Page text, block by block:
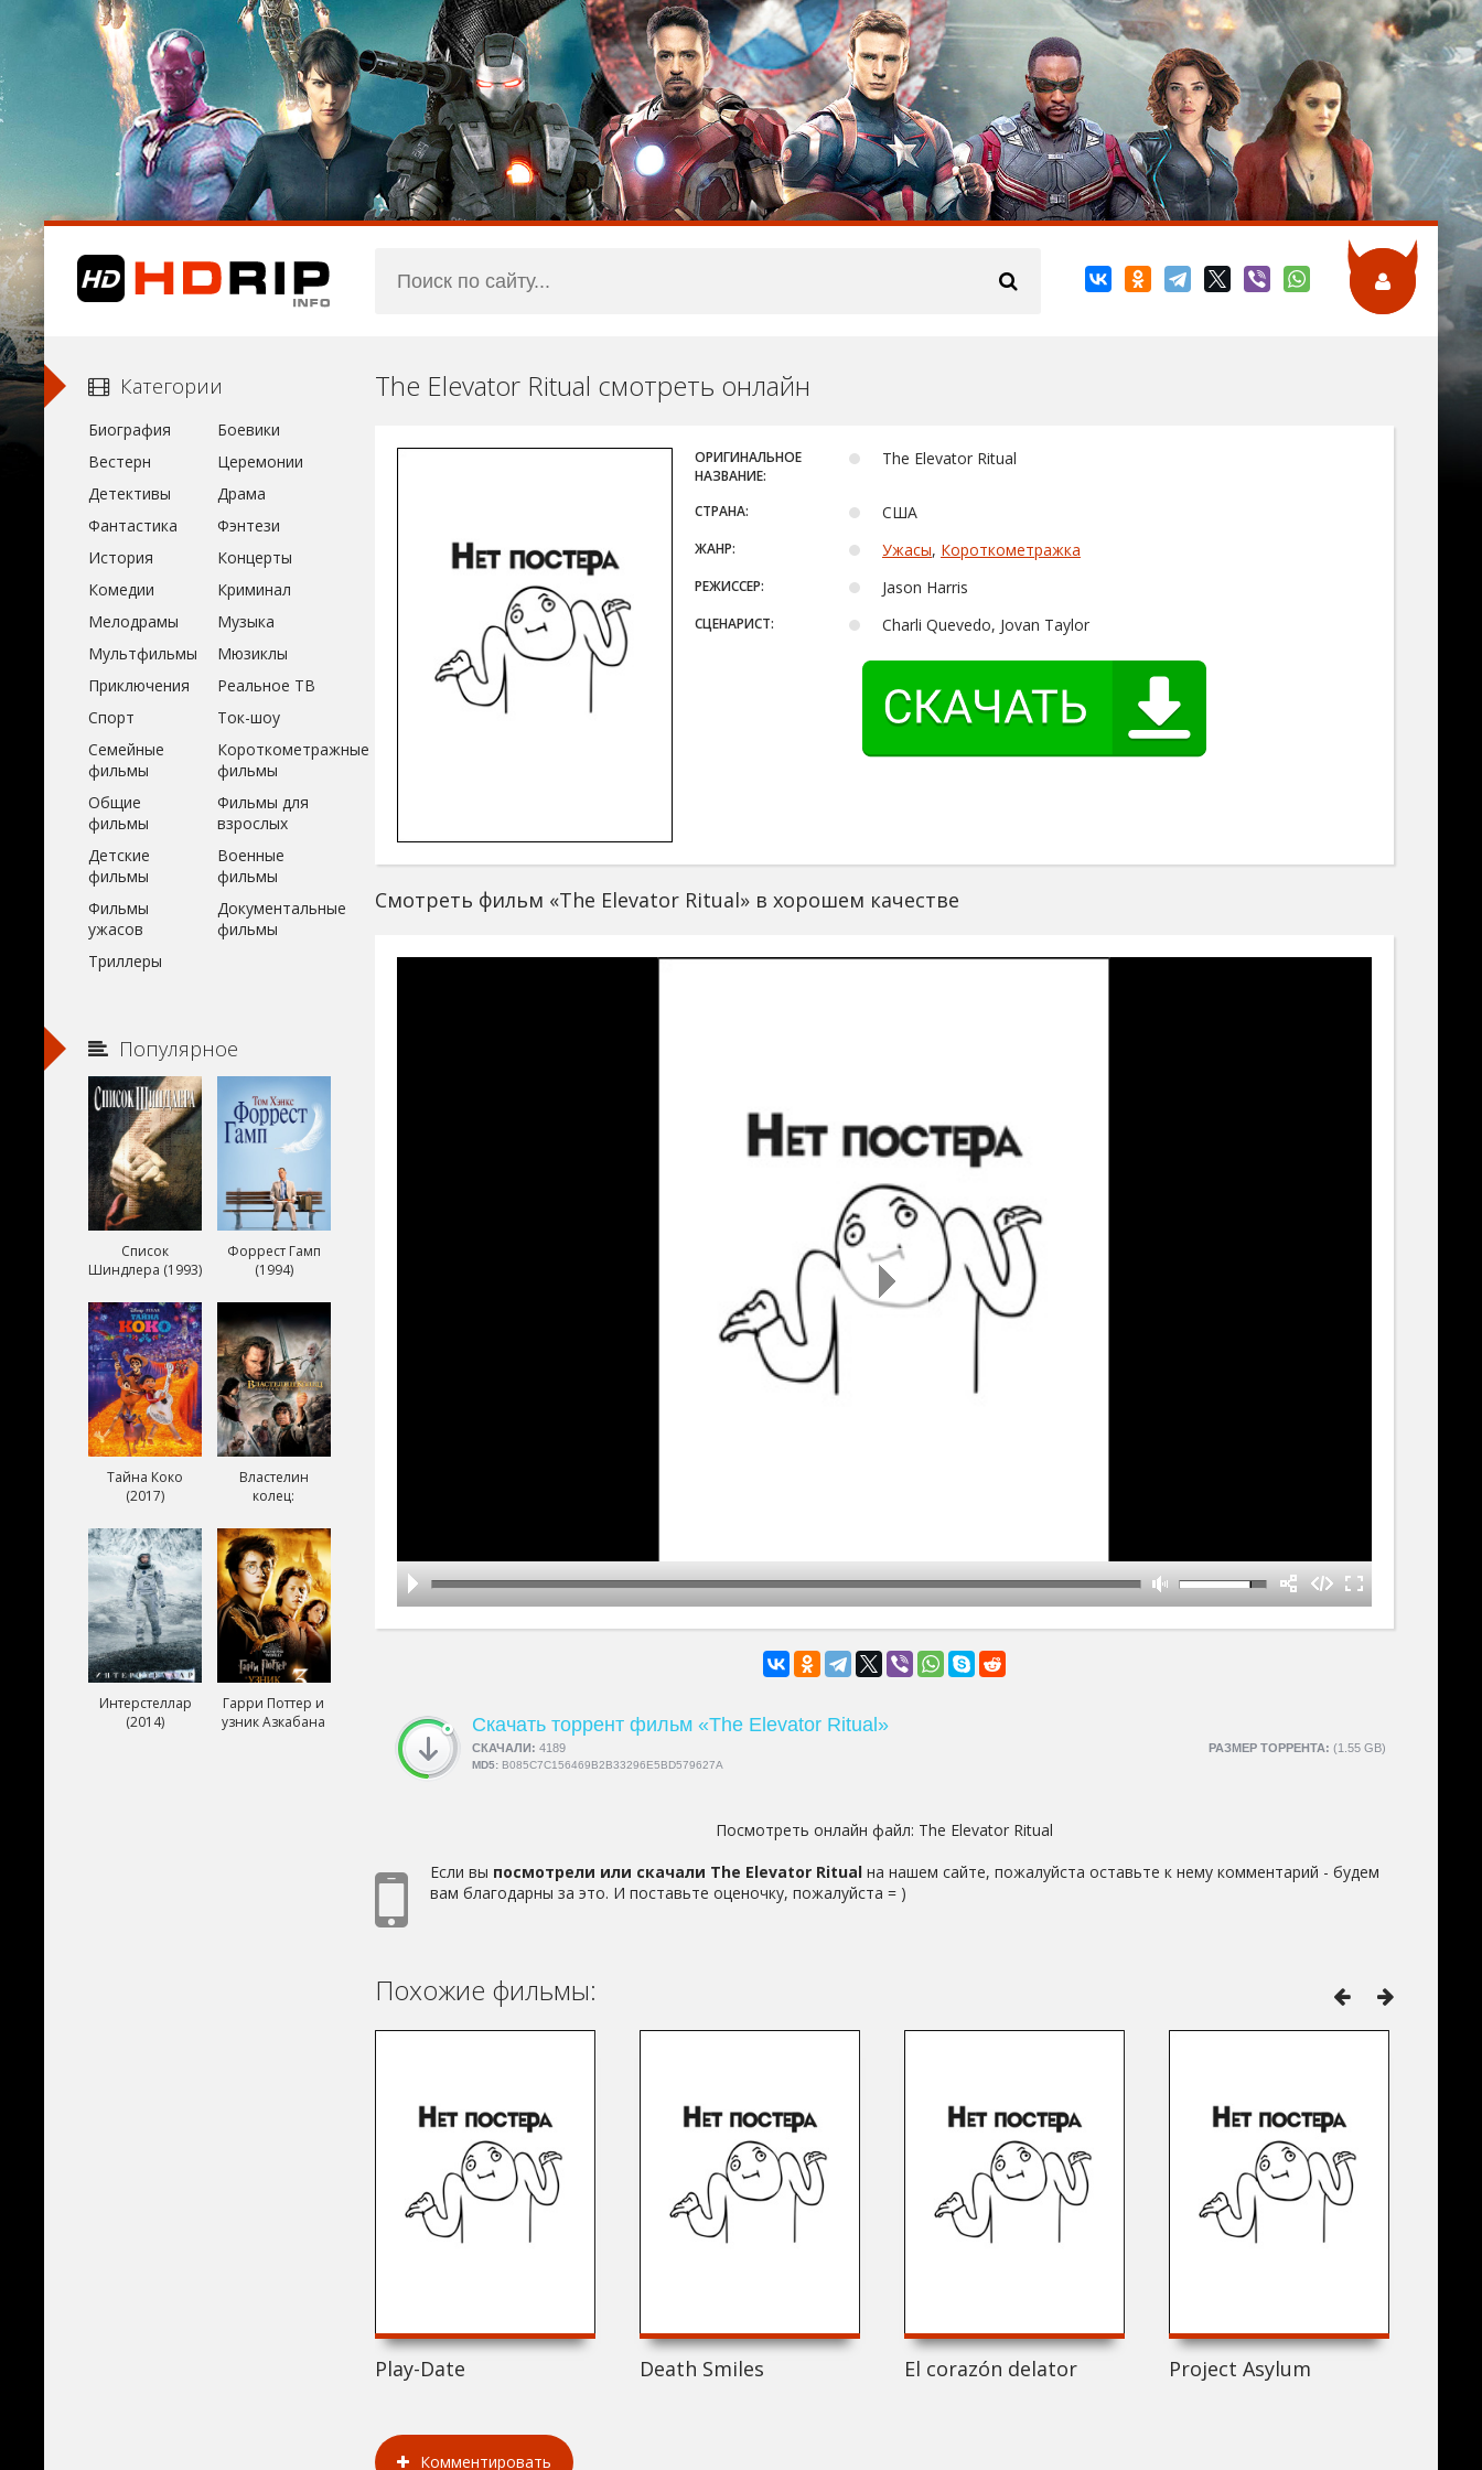
The Elevator Ritual смотреть онлайн
ОРИГИНАЛЬНОЕ
НАЗВАНИЕ:
The Elevator Ritual
СТРАНА: США
ЖАНР: Ужасы, Короткометражка
РЕЖИССЕР: Jason Harris
СЦЕНАРИСТ: Charli Quevedo, Jovan Taylor
Смотреть фильм «The Elevator Ritual» в хорошем качестве
Скачать торрент фильм «The Elevator Ritual»
РАЗМЕР ТОРРЕНТА: (1.55 GB)
СКАЧАЛИ: 4189
MD5: B085C7C156469B2B33296E5BD579627A
Посмотреть онлайн файл: The Elevator Ritual
Если вы посмотрели или скачали The Elevator Ritual на нашем сайте, пожалуйста оставьте к нему комментарий - будем
вам благодарны за это. И поставьте оценочку, пожалуйста = )
Похожие фильмы:
Play-Date Death Smiles El corazón delator Project Asylum
Комментировать
Категории
Биография
Боевики
Вестерн
Церемонии
Детективы
Драма
Фантастика
Фэнтези
История
Концерты
Комедии
Криминал
Мелодрамы
Музыка
Мультфильмы
Мюзиклы
Приключения
Реальное ТВ
Спорт
Ток-шоу
Семейные
фильмы
Короткометражные
фильмы
Общие
фильмы
Фильмы для
взрослых
Детские
фильмы
Военные
фильмы
Фильмы
ужасов
Документальные
фильмы
Триллеры
Популярное
Список
Шиндлера (1993)
Форрест Гамп
(1994)
Тайна Коко
(2017)
Властелин
колец:
короля (2003)
Интерстеллар
(2014)
Гарри Поттер и
узник Азкабана